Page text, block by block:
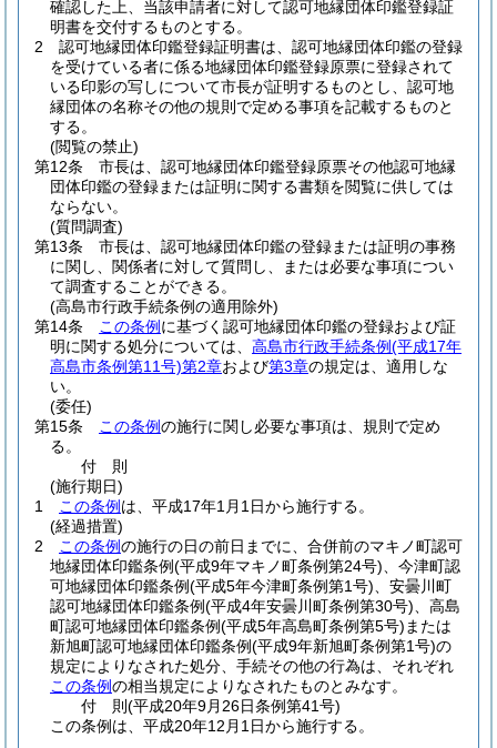
確認した上、当該申請者に対して認可地縁団体印鑑登録証
明書を交付するものとする。
2
認可地縁団体印鑑登録証明書は、認可地縁団体印鑑の登録
を受けている者に係る地縁団体印鑑登録原票に登録されて
いる印影の写しについて市長が証明するものとし、認可地
縁団体の名称その他の規則で定める事項を記載するものと
する。
(閲覧の禁止)
第12条
市長は、認可地縁団体印鑑登録原票その他認可地縁
団体印鑑の登録または証明に関する書類を閲覧に供しては
ならない。
(質問調査)
第13条
市長は、認可地縁団体印鑑の登録または証明の事務
に関し、関係者に対して質問し、または必要な事項につい
て調査することができる。
(高島市行政手続条例の適用除外)
第14条
この条例 に基づく認可地縁団体印鑑の登録および証
明に関する処分については、 高島市行政手続条例(平成17年
高島市条例第11号)第2章および第3章の規定は、適用しな
い。
(委任)
第15条
この条例の施行に関し必要な事項は、規則で定め
る。
付 則
(施行期日)
1
この条例 は、平成17年1月1日から施行する。
(経過措置)
2
この条例の施行の日の前日までに、合併前のマキノ町認可
地縁団体印鑑条例(平成9年マキノ町条例第24号) 、今津町認
可地縁団体印鑑条例(平成5年今津町条例第1号) 、安曇川町
認可地縁団体印鑑条例(平成4年安曇川町条例第30号) 、高島
町認可地縁団体印鑑条例(平成5年高島町条例第5号) または
新旭町認可地縁団体印鑑条例(平成9年新旭町条例第1号)の
規定によりなされた処分、手続その他の行為は、それぞれ
この条例の相当規定によりなされたものとみなす。
付 則(平成20年9月26日条例第41号)
この条例は、平成20年12月1日から施行する。